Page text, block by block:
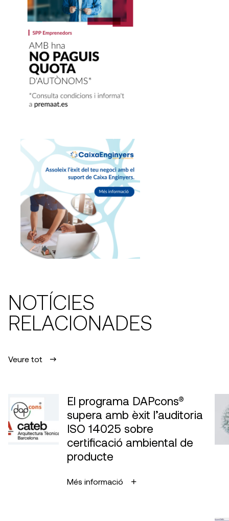
NOTÍCIES
RELACIONADES
Veure tot
El programa DAPcons®
supera amb èxit l’auditoria
ISO 14025 sobre
certificació ambiental de
producte
Més informació